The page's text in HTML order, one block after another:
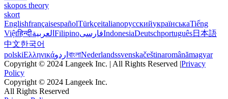
skopos theory
skort
EnglishfrançaisespañolTürkçeitalianoрусскийукраїнськаTiếng
Việtहिन्दीالعربية FilipinoفارسیIndonesiaDeutschportuguês日本語
中文한국어
polskiΕλληνικάاردو বাংলাNederlandssvenskačeštinaromânămagyar
Copyright © 2024 Langeek Inc. | All Rights Reserved |Privacy
Policy
Copyright © 2024 Langeek Inc.
All Rights Reserved